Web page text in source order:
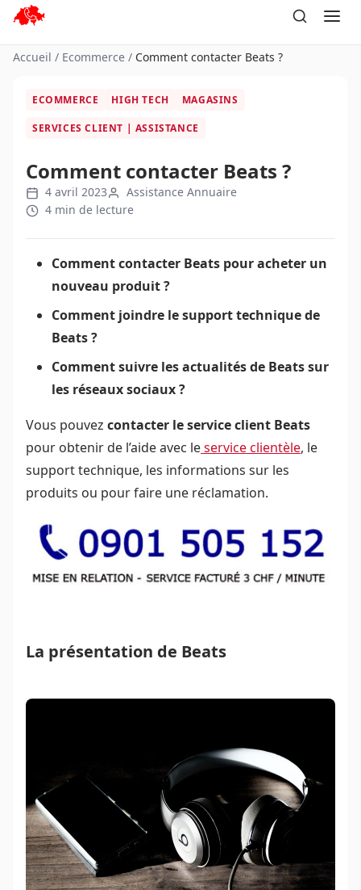
Aller
contenu
Accueil / Ecommerce / Comment contacter Beats ?
ECOMMERCE HIGH TECH MAGASINS
SERVICES CLIENT | ASSISTANCE
Comment contacter Beats ?
4 avril 2023
Assistance Annuaire
4 min de lecture
Comment contacter Beats pour acheter un
nouveau produit ?
Comment joindre le support technique de
Beats ?
Comment suivre les actualités de Beats sur
les réseaux sociaux ?
Vous pouvez contacter le service client Beats
pour obtenir de l’aide avec leservice clientèle, le
support technique, les informations sur les
produits ou pour faire une réclamation.
La présentation de Beats